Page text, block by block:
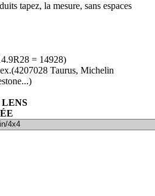
tapez, la mesure, sans espaces
= 14928)
Taurus, Michelin